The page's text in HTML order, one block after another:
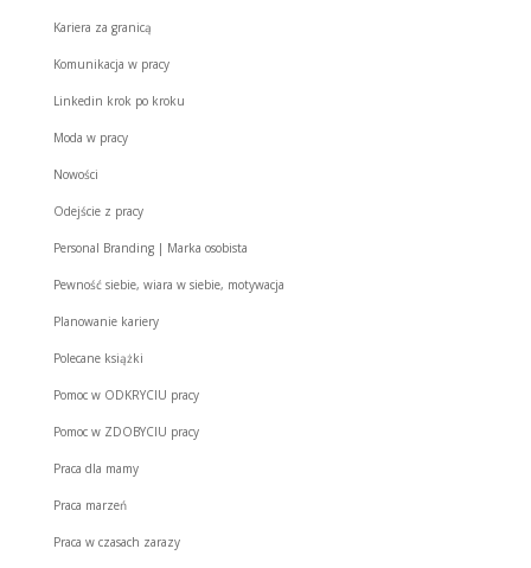
Kariera za granicą
Komunikacja w pracy
Linkedin krok po kroku
Moda w pracy
Nowości
Odejście z pracy
Personal Branding | Marka osobista
Pewność siebie, wiara w siebie, motywacja
Planowanie kariery
Polecane książki
Pomoc w ODKRYCIU pracy
Pomoc w ZDOBYCIU pracy
Praca dla mamy
Praca marzeń
Praca w czasach zarazy